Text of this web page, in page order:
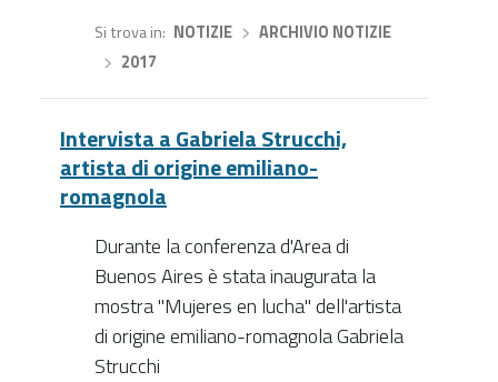
Si trova in NOTIZIE›
ARCHIVIO NOTIZIE
2017
Intervista a Gabriela Strucchi,
artista di origine emiliano-
romagnola
Durante la conferenza d'Area di
Buenos Aires è stata inaugurata la
mostra "Mujeres en lucha" dell'artista
di origine emiliano-romagnola Gabriela
Strucchi